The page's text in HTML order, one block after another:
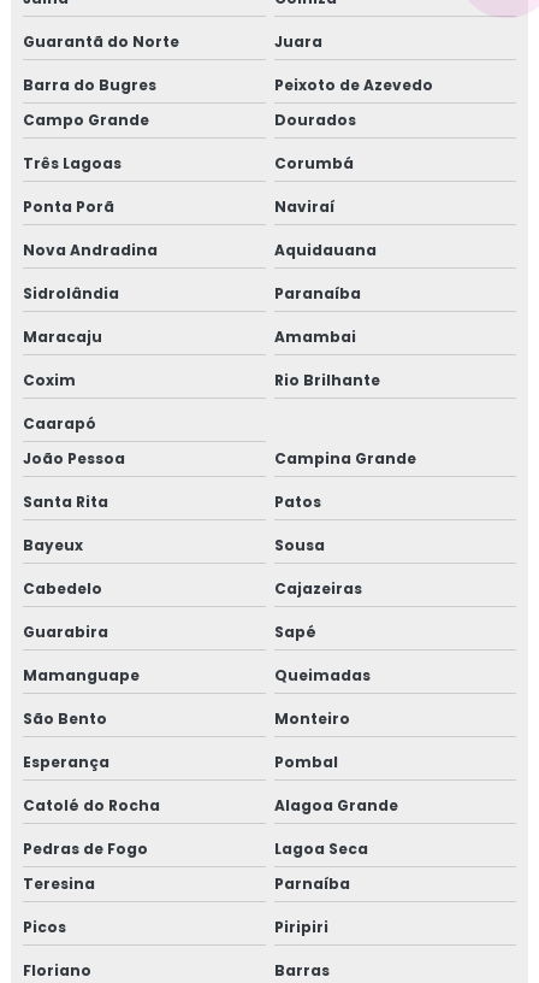
Guarantã do Norte Juara
Barra do Bugres
Peixoto de Azevedo
Campo Grande
Dourados
Três Lagoas Corumbá
Ponta Porã Naviraí
Nova Andradina Aquidauana
Sidrolândia Paranaíba
Maracaju Amambai
Coxim Rio Brilhante
Caarapó
João Pessoa
Campina Grande
Santa Rita Patos
Bayeux Sousa
Cabedelo Cajazeiras
Guarabira Sapé
Mamanguape Queimadas
São Bento Monteiro
Esperança Pombal
Catolé do Rocha Alagoa Grande
Pedras de Fogo
Lagoa Seca
Teresina
Parnaíba
Picos Piripiri
Floriano Barras